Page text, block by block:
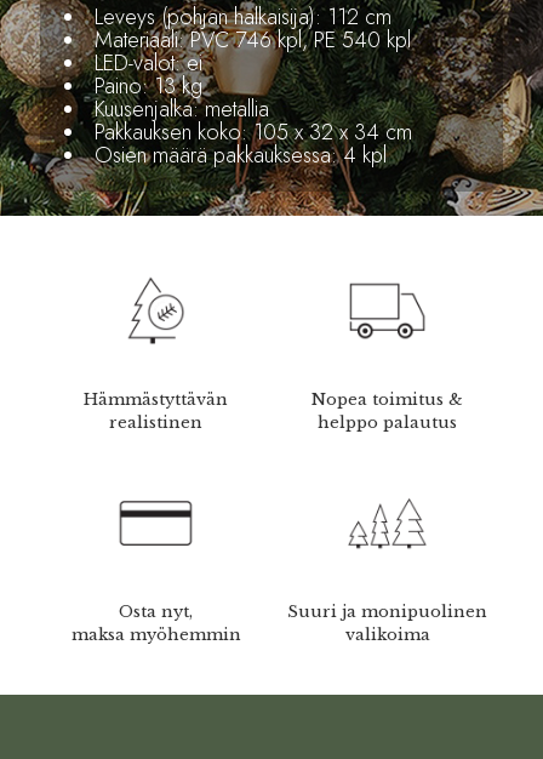
Leveys (pohjan halkaisija): 112 cm
Materiaali: PVC 746 kpl, PE 540 kpl
LED-valot: ei
Paino: 13 kg
Kuusenjalka: metallia
Pakkauksen koko: 105 x 32 x 34 cm
Osien määrä pakkauksessa: 4 kpl
Hämmästyttävän
realistinen
Nopea toimitus &
helppo palautus
Osta nyt,
maksa myöhemmin
Suuri ja monipuolinen
valikoima